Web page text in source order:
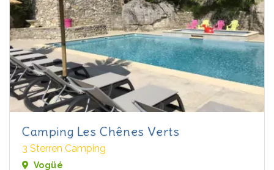
Camping Les Chênes Verts
3 Sterren Camping
Vogüé